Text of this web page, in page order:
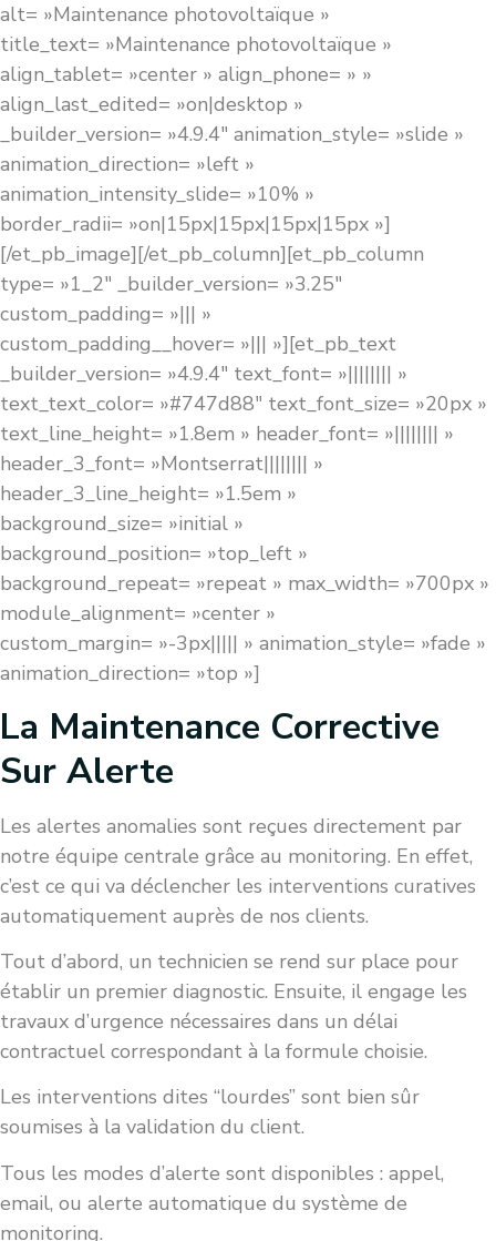
alt= »Maintenance photovoltaïque »
title_text= »Maintenance photovoltaïque »
align_tablet= »center » align_phone= » »
align_last_edited= »on|desktop »
_builder_version= »4.9.4″ animation_style= »slide »
animation_direction= »left »
animation_intensity_slide= »10% »
border_radii= »on|15px|15px|15px|15px »]
[/et_pb_image][/et_pb_column][et_pb_column
type= »1_2″ _builder_version= »3.25″
custom_padding= »||| »
custom_padding__hover= »||| »][et_pb_text
_builder_version= »4.9.4″ text_font= »|||||||| »
text_text_color= »#747d88″ text_font_size= »20px »
text_line_height= »1.8em » header_font= »|||||||| »
header_3_font= »Montserrat|||||||| »
header_3_line_height= »1.5em »
background_size= »initial »
background_position= »top_left »
background_repeat= »repeat » max_width= »700px »
module_alignment= »center »
custom_margin= »-3px||||| » animation_style= »fade »
animation_direction= »top »]
La Maintenance Corrective
Sur Alerte
Les alertes anomalies sont reçues directement par
notre équipe centrale grâce au monitoring. En effet,
c’est ce qui va déclencher les interventions curatives
automatiquement auprès de nos clients.
Tout d’abord, un technicien se rend sur place pour
établir un premier diagnostic. Ensuite, il engage les
travaux d’urgence nécessaires dans un délai
contractuel correspondant à la formule choisie.
Les interventions dites “lourdes” sont bien sûr
soumises à la validation du client.
Tous les modes d’alerte sont disponibles : appel,
email, ou alerte automatique du système de
monitoring.